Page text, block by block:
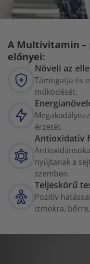
A Multivitamin
előnyei:
Növeli az
Támogatja és
működését.
érzetét.
Antioxidatív
nyújtanak a
szemben.
Teljeskörű
Pozitív
izmokra,